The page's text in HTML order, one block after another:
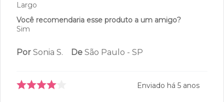
Largo
Você recomendaria esse produto a um amigo?
Sim
Por Sonia S. De São Paulo - SP
Enviado há 5 anos